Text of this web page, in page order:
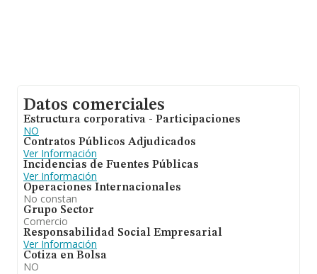
Datos comerciales
Estructura corporativa - Participaciones
NO
Contratos Públicos Adjudicados
Ver Información
Incidencias de Fuentes Públicas
Ver Información
Operaciones Internacionales
No constan
Grupo Sector
Comercio
Responsabilidad Social Empresarial
Ver Información
Cotiza en Bolsa
NO